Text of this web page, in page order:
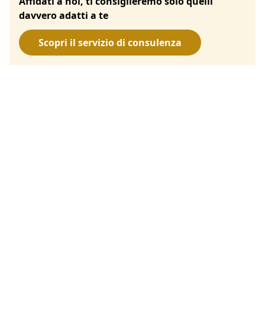
davvero adatti a te
Scopri il servizio di consulenza